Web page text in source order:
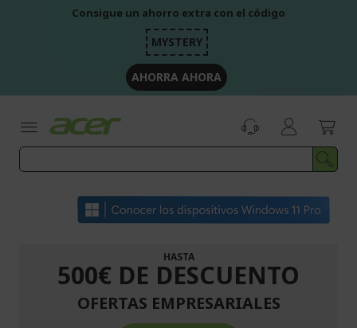
Consigue un ahorro extra con el código
MYSTERY
AHORRA AHORA
HASTA
500€ DE DESCUENTO
OFERTAS EMPRESARIALES